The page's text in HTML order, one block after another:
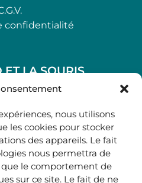
nous utilisons
les cookies pour stocker
des appareils. Le fait
nous permettra de
le comportement de
sur ce site. Le fait de ne
confidentialité
ET LA SOURIS
33210 LANGON
41 37 18
.
SAMEDI
| 14H00 -19H00